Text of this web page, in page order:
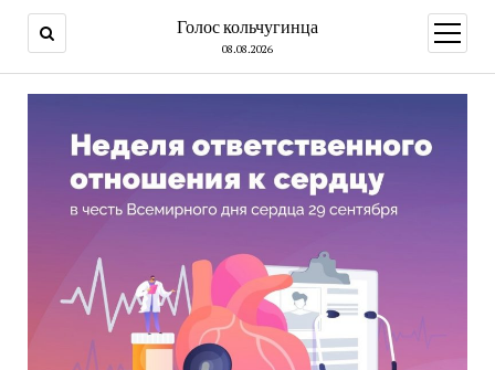
Голос кольчугинца
08.08.2026
меню